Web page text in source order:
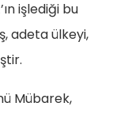
işlediği bu
adeta ülkeyi,
Mübarek,